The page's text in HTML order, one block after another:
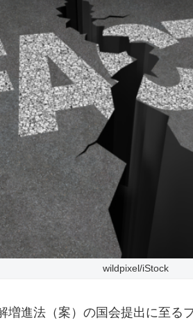
wildpixel/iStock
増進法（案）の国会提出に至る